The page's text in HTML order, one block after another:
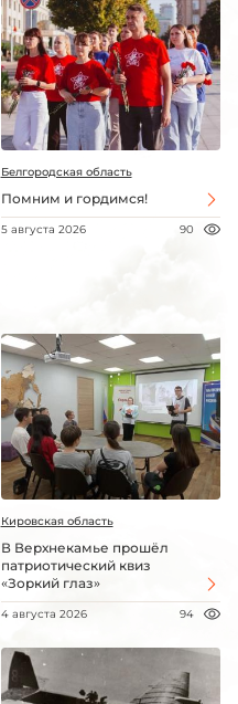
Белгородская область
Помним и гордимся!
5 августа 2026 90
Кировская область
В Верхнекамье прошёл
патриотический квиз
«Зоркий глаз»
4 августа 2026 94